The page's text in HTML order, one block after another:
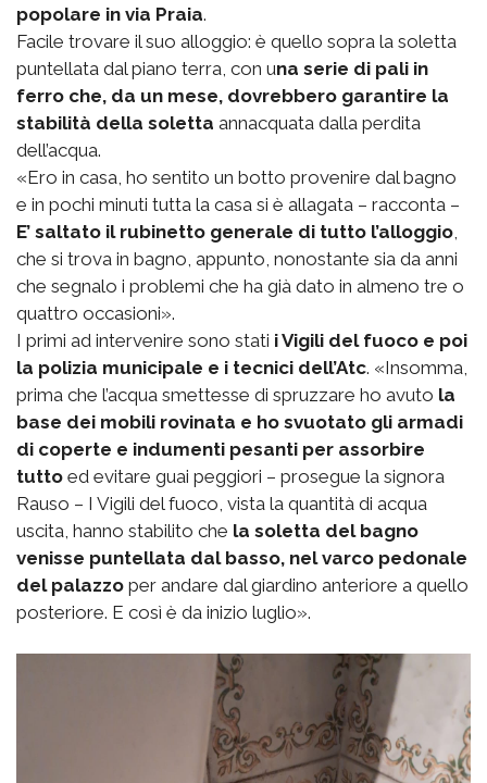
popolare in via Praia.
Facile trovare il suo alloggio: è quello sopra la soletta
puntellata dal piano terra, con una serie di pali in
ferro che, da un mese, dovrebbero garantire la
stabilità della soletta annacquata dalla perdita
dell’acqua.
«Ero in casa, ho sentito un botto provenire dal bagno
e in pochi minuti tutta la casa si è allagata – racconta –
E’ saltato il rubinetto generale di tutto l’alloggio,
che si trova in bagno, appunto, nonostante sia da anni
che segnalo i problemi che ha già dato in almeno tre o
quattro occasioni».
I primi ad intervenire sono stati i Vigili del fuoco e poi
la polizia municipale e i tecnici dell’Atc. «Insomma,
prima che l’acqua smettesse di spruzzare ho avuto la
base dei mobili rovinata e ho svuotato gli armadi
di coperte e indumenti pesanti per assorbire
tutto ed evitare guai peggiori – prosegue la signora
Rauso – I Vigili del fuoco, vista la quantità di acqua
uscita, hanno stabilito che la soletta del bagno
venisse puntellata dal basso, nel varco pedonale
del palazzo per andare dal giardino anteriore a quello
posteriore. E così è da inizio luglio».